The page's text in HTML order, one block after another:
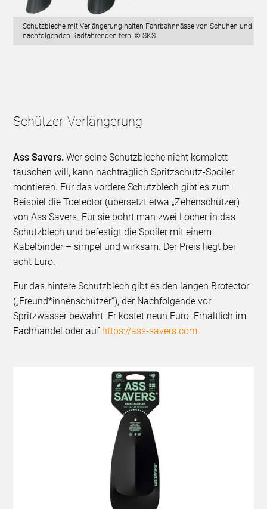
Schutzbleche mit Verlängerung halten Fahrbahnnässe von Schuhen und
nachfolgenden Radfahrenden fern. © SKS
Schützer-Verlängerung
Ass Savers. Wer seine Schutzbleche nicht komplett
tauschen will, kann nachträglich Spritzschutz-Spoiler
montieren. Für das vordere Schutzblech gibt es zum
Beispiel die Toetector (übersetzt etwa „Zehenschützer)
von Ass Savers. Für sie bohrt man zwei Löcher in das
Schutzblech und befestigt die Spoiler mit einem
Kabelbinder – simpel und wirksam. Der Preis liegt bei
acht Euro.
Für das hintere Schutzblech gibt es den langen Brotector
(„Freund*innenschützer“), der Nachfolgende vor
Spritzwasser bewahrt. Er kostet neun Euro. Erhältlich im
Fachhandel oder auf https://ass-savers.com.